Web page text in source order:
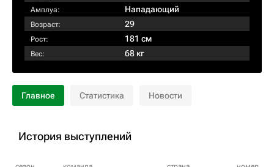
Амплуа: Нападающий
Возраст: 29
Рост: 181 см
Вес: 68 кг
Главное Статистика Новости
История выступлений